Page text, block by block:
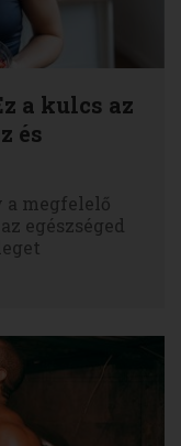
a kulcs az
és
a megfelelő
egészséged